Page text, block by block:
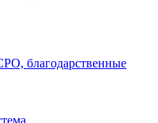
благодарственные